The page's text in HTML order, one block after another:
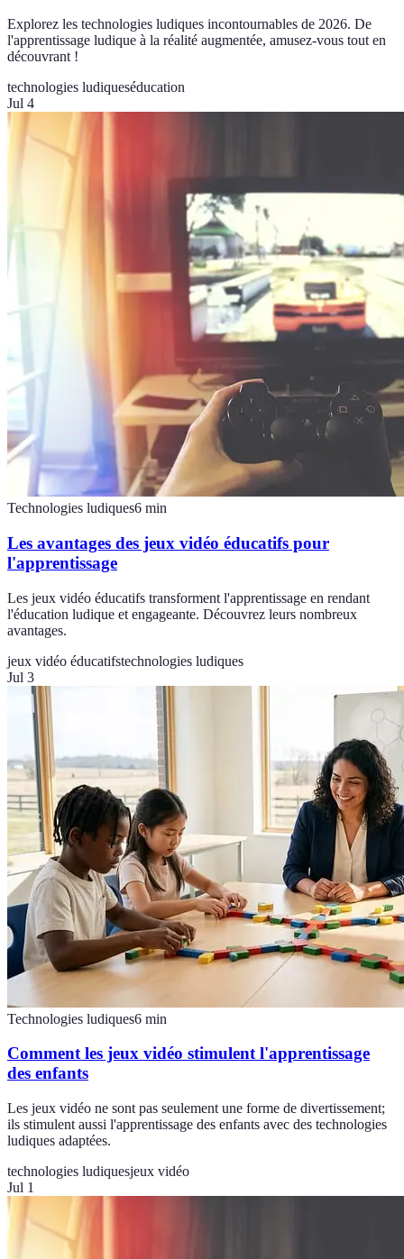
Explorez les technologies ludiques incontournables de 2026. De
l'apprentissage ludique à la réalité augmentée, amusez-vous tout en
découvrant !
technologies ludiqueséducation
Jul 4
Technologies ludiques6 min
Les avantages des jeux vidéo éducatifs pour
l'apprentissage
Les jeux vidéo éducatifs transforment l'apprentissage en rendant
l'éducation ludique et engageante. Découvrez leurs nombreux
avantages.
jeux vidéo éducatifstechnologies ludiques
Jul 3
Technologies ludiques6 min
Comment les jeux vidéo stimulent l'apprentissage
des enfants
Les jeux vidéo ne sont pas seulement une forme de divertissement;
ils stimulent aussi l'apprentissage des enfants avec des technologies
ludiques adaptées.
technologies ludiquesjeux vidéo
Jul 1